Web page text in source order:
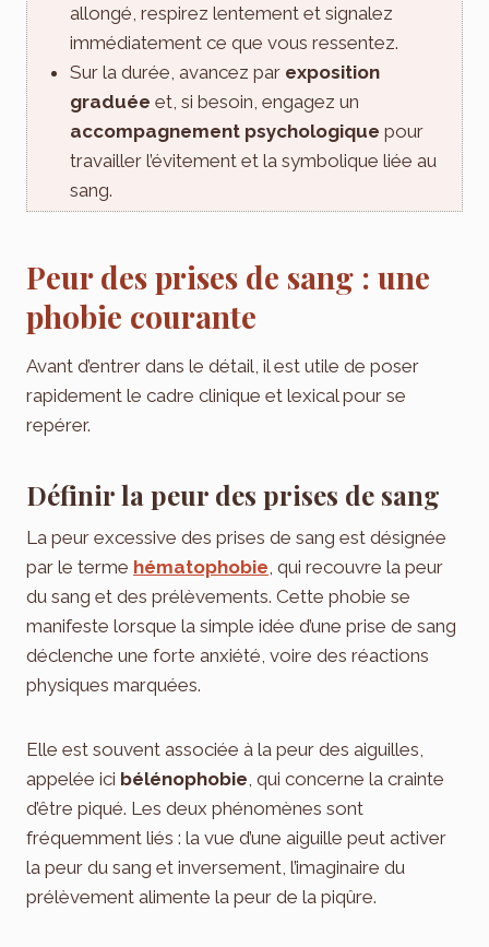
allongé, respirez lentement et signalez
immédiatement ce que vous ressentez.
Sur la durée, avancez par exposition
graduée et, si besoin, engagez un
accompagnement psychologique pour
travailler l’évitement et la symbolique liée au
sang.
Peur des prises de sang : une
phobie courante
Avant d’entrer dans le détail, il est utile de poser
rapidement le cadre clinique et lexical pour se
repérer.
Définir la peur des prises de sang
La peur excessive des prises de sang est désignée
par le terme hématophobie , qui recouvre la peur
du sang et des prélèvements. Cette phobie se
manifeste lorsque la simple idée d’une prise de sang
déclenche une forte anxiété, voire des réactions
physiques marquées.
Elle est souvent associée à la peur des aiguilles,
appelée ici bélénophobie , qui concerne la crainte
d’être piqué. Les deux phénomènes sont
fréquemment liés : la vue d’une aiguille peut activer
la peur du sang et inversement, l’imaginaire du
prélèvement alimente la peur de la piqûre.